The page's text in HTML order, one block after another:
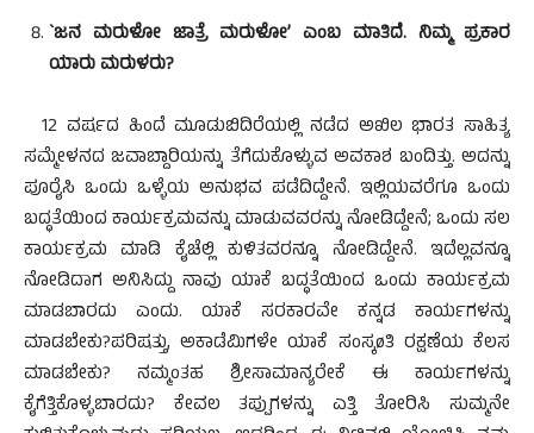
`ಜನ ಮರುಳೋ ಜಾತ್ರೆ ಮರುಳೋ’ ಎಂಬ ಮಾತಿದೆ. ನಿಮ್ಮ ಪ್ರಕಾರ
ಯಾರು ಮರುಳರು?
12 ವರ್ಷದ ಹಿಂದೆ ಮೂಡುಬಿದಿರೆಯಲ್ಲಿ ನಡೆದ ಅಖಿಲ ಭಾರತ ಸಾಹಿತ್ಯ
ಸಮ್ಮೇಳನದ ಜವಾಬ್ದಾರಿಯನ್ನು ತೆಗೆದುಕೊಳ್ಳುವ ಅವಕಾಶ ಬಂದಿತ್ತು. ಅದನ್ನು
ಪೂರೈಸಿ ಒಂದು ಒಳ್ಳೆಯ ಅನುಭವ ಪಡೆದಿದ್ದೇನೆ. ಇಲ್ಲಿಯವರೆಗೂ ಒಂದು
ಬದ್ಧತೆಯಿಂದ ಕಾರ್ಯಕ್ರಮವನ್ನು ಮಾಡುವವರನ್ನು ನೋಡಿದ್ದೇನೆ; ಒಂದು ಸಲ
ಕಾರ್ಯಕ್ರಮ ಮಾಡಿ ಕೈಚೆಲ್ಲಿ ಕುಳಿತವರನ್ನೂ ನೋಡಿದ್ದೇನೆ. ಇದೆಲ್ಲವನ್ನೂ
ನೋಡಿದಾಗ ಅನಿಸಿದ್ದು ನಾವು ಯಾಕೆ ಬದ್ಧತೆಯಿಂದ ಒಂದು ಕಾರ್ಯಕ್ರಮ
ಮಾಡಬಾರದು ಎಂದು. ಯಾಕೆ ಸರಕಾರವೇ ಕನ್ನಡ ಕಾರ್ಯಗಳನ್ನು
ಮಾಡಬೇಕು?ಪರಿಷತ್ತು, ಅಕಾಡೆಮಿಗಳೇ ಯಾಕೆ ಸಂಸ್ಕøತಿ ರಕ್ಷಣೆಯ ಕೆಲಸ
ಮಾಡಬೇಕು? ನಮ್ಮಂತಹ ಶ್ರೀಸಾಮಾನ್ಯರೇಕೆ ಈ ಕಾರ್ಯಗಳನ್ನು
ಕೈಗೆತ್ತಿಕೊಳ್ಳಬಾರದು? ಕೇವಲ ತಪ್ಪುಗಳನ್ನು ಎತ್ತಿ ತೋರಿಸಿ ಸುಮ್ಮನೇ